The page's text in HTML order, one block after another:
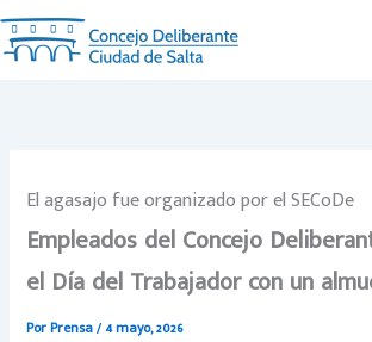
Ir
al
contenido
El agasajo fue organizado por el SECoDe
Empleados del Concejo
el Día del Trabajador con un
PorPrensa/4 mayo, 2026